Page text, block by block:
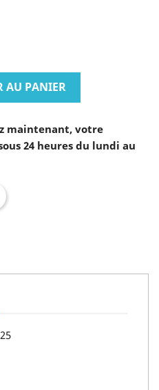
AU PANIER
maintenant, votre
24 heures du lundi au